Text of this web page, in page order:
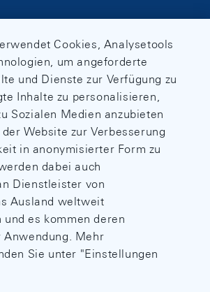
Cookies, Analysetools
um angeforderte
und Dienste zur Verfügung zu
Inhalte zu personalisieren,
Sozialen Medien anzubieten
Website zur Verbesserung
in anonymisierter Form zu
dabei auch
Dienstleister von
Ausland weltweit
und es kommen deren
Anwendung. Mehr
Sie unter "Einstellungen